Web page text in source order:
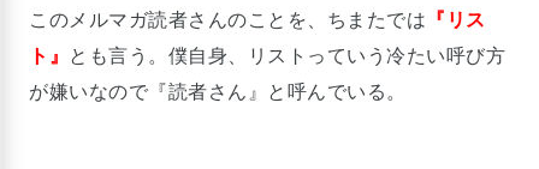
27 22:13
26 6 6
0%
2014/12/
このメルマガ読者さんのことを、ちまたでは 『リス
ト』
とも言う。僕自身、リストっていう冷たい呼び方
が嫌いなので『読者さん』と呼んでいる。